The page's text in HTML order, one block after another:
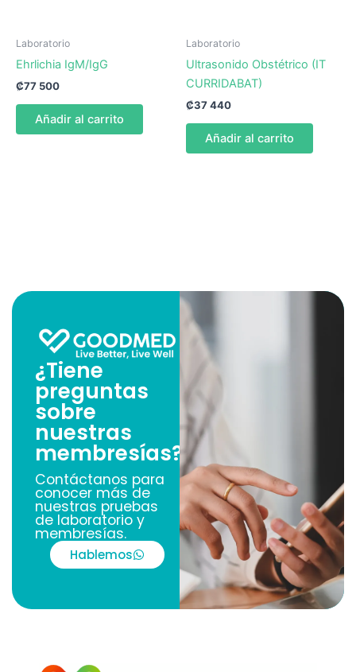
Laboratorio
Ehrlichia IgM/IgG
₡77 500
Añadir al carrito
Laboratorio
Ultrasonido Obstétrico (IT
CURRIDABAT)
₡37 440
Añadir al carrito
¿Tiene
preguntas
sobre
nuestras
membresías?
Contáctanos para
conocer más de
nuestras pruebas
de laboratorio y
membresías.
Hablemos